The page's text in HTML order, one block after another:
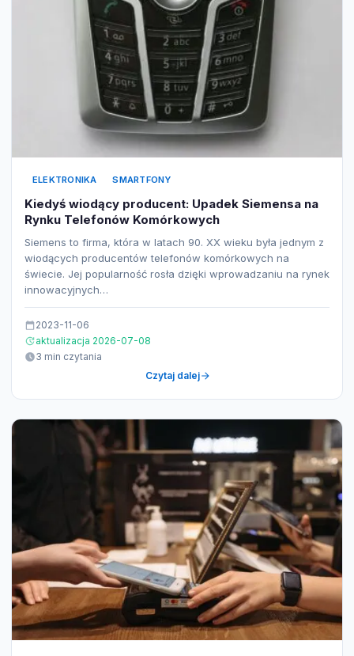
ELEKTRONIKA SMARTFONY
Kiedyś wiodący producent: Upadek Siemensa na
Rynku Telefonów Komórkowych
Siemens to firma, która w latach 90. XX wieku była jednym z
wiodących producentów telefonów komórkowych na
świecie. Jej popularność rosła dzięki wprowadzaniu na rynek
innowacyjnych…
2023-11-06
aktualizacja 2026-07-08
3 min czytania
Czytaj dalej